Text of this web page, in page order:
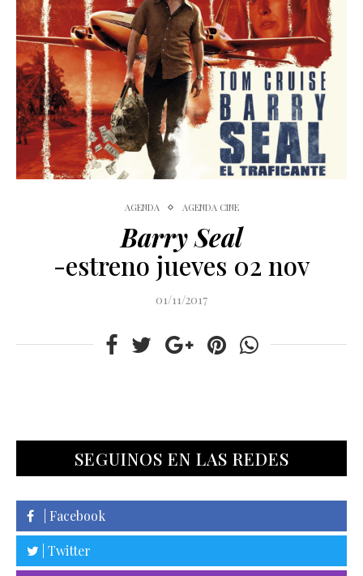
AGENDA AGENDA CINE
Barry Seal
-estreno jueves 02 nov
01/11/2017
SEGUINOS EN LAS REDES
| Facebook
| Twitter